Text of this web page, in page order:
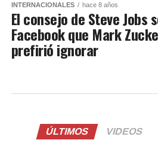
INTERNACIONALES hace 8 años
El consejo de Steve Jobs
Facebook que Mark
prefirió ignorar
ÚLTIMOS VIDEOS